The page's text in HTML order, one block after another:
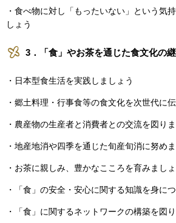
・食べ物に対し「もったいない」という気
しょう
3．「食」やお茶を通じた食文化の
・日本型食生活を実践しましょう
・郷土料理・行事食等の食文化を次世代に
・農産物の生産者と消費者との交流を図り
・地産地消や四季を通じた旬産旬消に努め
・お茶に親しみ、豊かなこころを育みましょ
・「食」の安全・安心に関する知識を身に
・「食」に関するネットワークの構築を図